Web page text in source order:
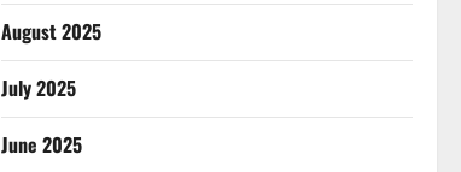
August 2025
July 2025
June 2025